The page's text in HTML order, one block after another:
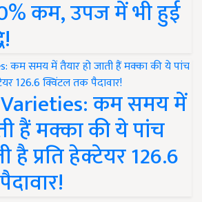
कम, उपज में भी हुई
Varieties: कम समय में
हैं मक्का की ये पांच
है प्रति हेक्टेयर 126.6